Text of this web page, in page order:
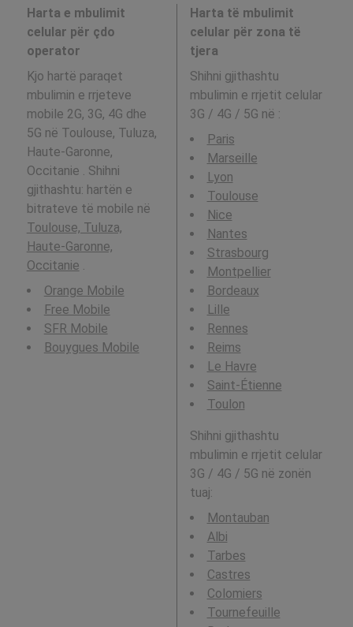
Harta e mbulimit
celular për çdo
operator
Kjo hartë paraqet
mbulimin e rrjeteve
mobile 2G, 3G, 4G dhe
5G në Toulouse, Tuluza,
Haute-Garonne,
Occitanie . Shihni
gjithashtu: hartën e
bitrateve të mobile në
Toulouse, Tuluza,
Haute-Garonne,
Occitanie
Orange Mobile
Free Mobile
SFR Mobile
Bouygues Mobile
Harta të mbulimit
celular për zona të
tjera
Shihni gjithashtu
mbulimin e rrjetit celular
3G / 4G / 5G në :
Paris
Marseille
Lyon
Toulouse
Nice
Nantes
Strasbourg
Montpellier
Bordeaux
Lille
Rennes
Reims
Le Havre
Saint-Étienne
Toulon
Shihni gjithashtu
mbulimin e rrjetit celular
3G / 4G / 5G në zonën
tuaj:
Montauban
Albi
Tarbes
Castres
Colomiers
Tournefeuille